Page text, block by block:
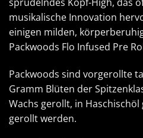
musikalische Innovation
einigen milden,
Packwoods Flo Infused Pre
Packwoods sind vorgerollte
Gramm Blüten der
Wachs gerollt, in
gerollt werden.